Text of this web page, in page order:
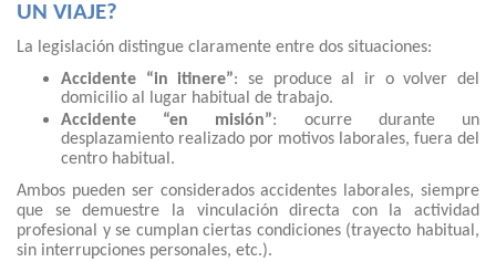
UN VIAJE?
La legislación distingue claramente entre dos situaciones:
Accidente “in itinere”: se produce al ir o volver del
domicilio al lugar habitual de trabajo.
Accidente “en misión”: ocurre durante un
desplazamiento realizado por motivos laborales, fuera del
centro habitual.
Ambos pueden ser considerados accidentes laborales, siempre
que se demuestre la vinculación directa con la actividad
profesional y se cumplan ciertas condiciones (trayecto habitual,
sin interrupciones personales, etc.).